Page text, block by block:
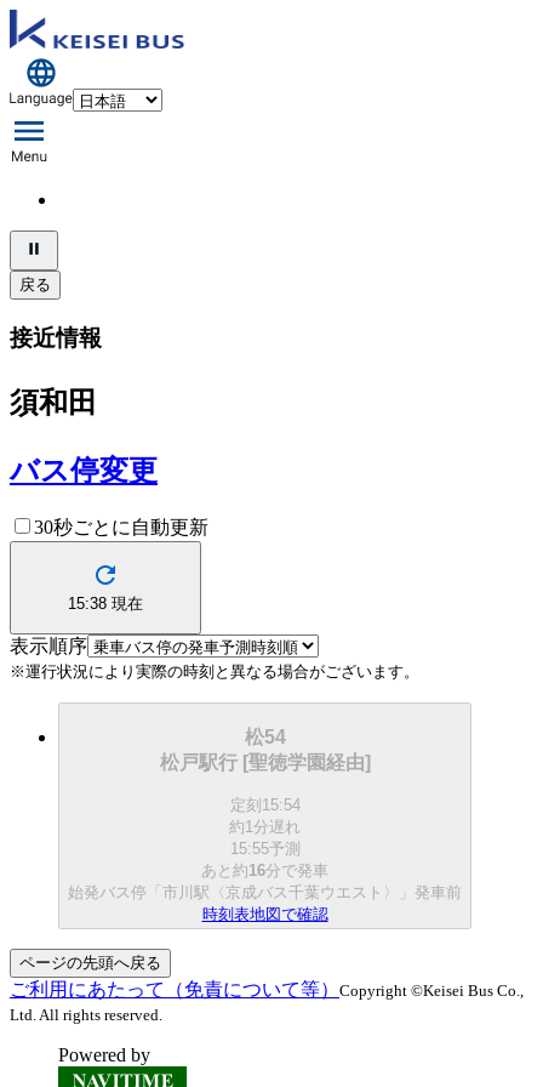
戻る
接近情報
須和田
バス停変更
30秒ごとに自動更新
15:38 現在
表示順序
※運行状況により実際の時刻と異なる場合がございます。
松54
松戸駅行 [聖徳学園経由]
定刻 15:54
約1分遅れ
15:55予測
あと約16分で発車
始発バス停「市川駅〈京成バス千葉ウエスト〉」発車前
時刻表地図で確認
ページの先頭へ戻る
ご利用にあたって（免責について等） Copyright ©Keisei Bus Co.,
Ltd. All rights reserved.
Powered by